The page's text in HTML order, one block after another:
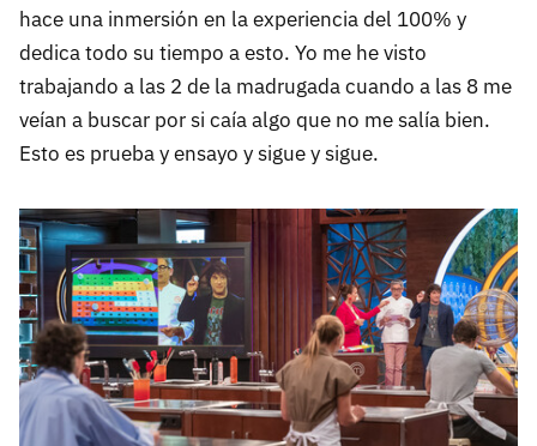
hace una inmersión en la experiencia del 100% y
dedica todo su tiempo a esto. Yo me he visto
trabajando a las 2 de la madrugada cuando a las 8 me
veían a buscar por si caía algo que no me salía bien.
Esto es prueba y ensayo y sigue y sigue.